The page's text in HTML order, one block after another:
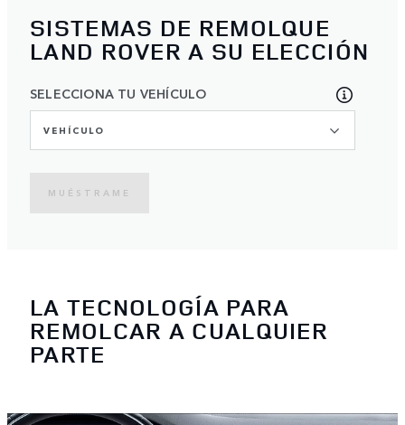
SISTEMAS DE REMOLQUE
LAND ROVER A SU ELECCIÓN
SELECCIONA TU VEHÍCULO
VEHÍCULO
MUÉSTRAME
LA TECNOLOGÍA PARA
REMOLCAR A CUALQUIER
PARTE